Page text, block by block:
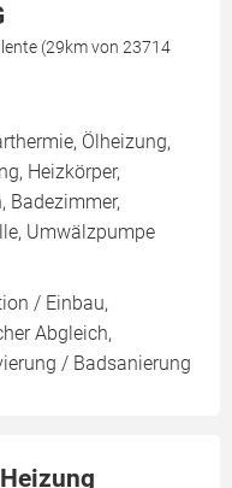
(29km von 23714
Ölheizung,
Heizkörper,
Badezimmer,
Umwälzpumpe
/ Einbau,
Abgleich,
/ Badsanierung